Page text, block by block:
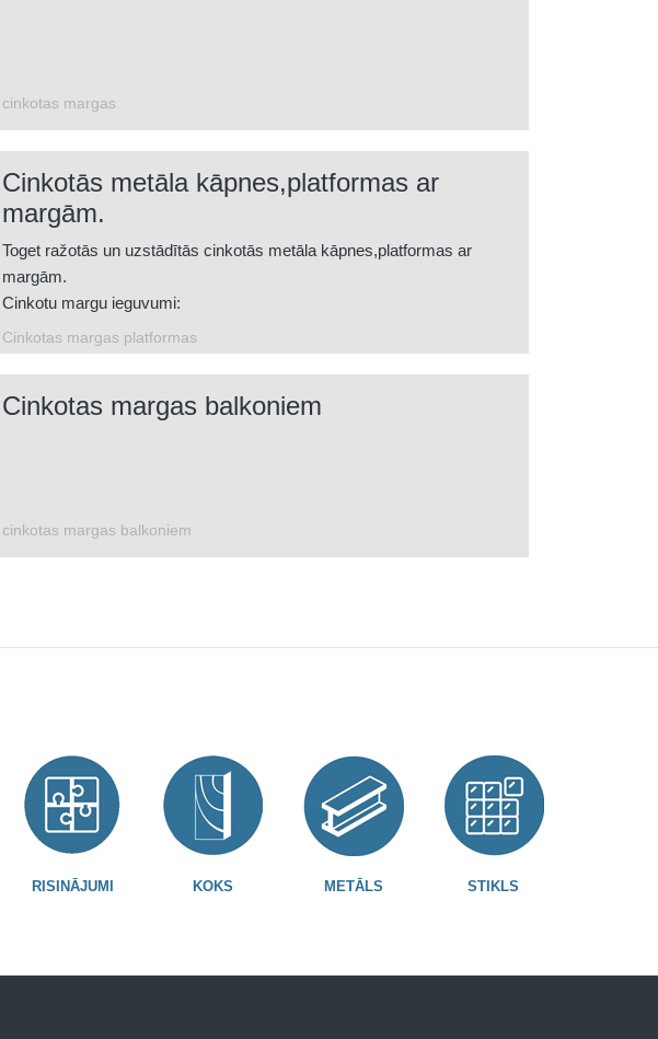
cinkotas margas
Cinkotās metāla kāpnes,platformas ar
margām.
Toget ražotās un uzstādītās cinkotās metāla kāpnes,platformas ar
margām.
Cinkotu margu ieguvumi:
-izturība pret skarbiem laika apstākļiem;
-izturība pret skrāpējumiem,nodilumu;
Cinkotas margas platformas
Cinkotas margas balkoniem
cinkotas margas balkoniem
RISINĀJUMI KOKS METĀLS STIKLS